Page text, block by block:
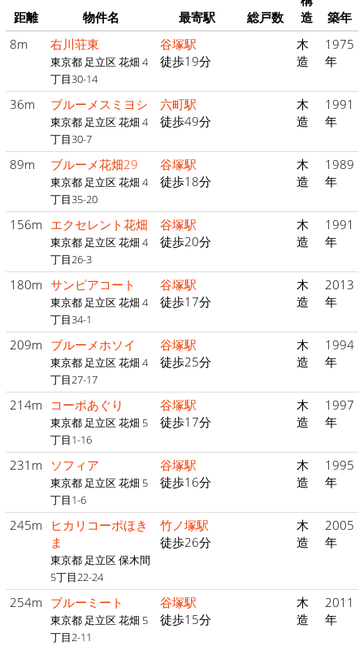
距離 物件名 最寄駅 総戸数
造
築年
8m
右川荘東
東京都 足立区 花畑 4
丁目30-14
谷塚駅
徒歩19分
木
造
1975
年
36m ブルーメスミヨシ
東京都 足立区 花畑 4
丁目30-7
六町駅
徒歩49分
木
造
1991
年
89m ブルーメ花畑29
東京都 足立区 花畑 4
丁目35-20
谷塚駅
徒歩18分
木
造
1989
年
156m エクセレント花畑
東京都 足立区 花畑 4
丁目26-3
谷塚駅
徒歩20分
木
造
1991
年
180m サンピアコート
東京都 足立区 花畑 4
丁目34-1
谷塚駅
徒歩17分
木
造
2013
年
209m ブルーメホソイ
東京都 足立区 花畑 4
丁目27-17
谷塚駅
徒歩25分
木
造
1994
年
214m コーポあぐり
東京都 足立区 花畑 5
丁目1-16
谷塚駅
徒歩17分
木
造
1997
年
231m ソフィア
東京都 足立区 花畑 5
丁目1-6
谷塚駅
徒歩16分
木
造
1995
年
245m
ヒカリコーポほき
ま
東京都 足立区 保木間
5丁目22-24
竹ノ塚駅
徒歩26分
木
造
2005
年
254m ブルーミート
東京都 足立区 花畑 5
丁目2-11
谷塚駅
徒歩15分
木
造
2011
年